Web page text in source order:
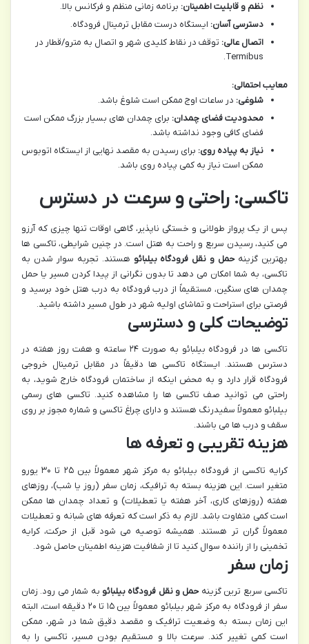
نظم و قابلیت اطمینان: برنامه زمانی منظم و فرکانس بالا.
دسترسی آسان: ایستگاه درست مقابل ترمینال فرودگاه.
اتصال عالی: توقف در نقاط کلیدی شهر و اتصال به مترو/قطار در
Termibus.
معایب احتمالی:
شلوغی: در ساعات اوج ممکن است شلوغ باشد.
محدودیت فضای چمدان: برای چمدان های بسیار بزرگ ممکن است
فضای کافی وجود نداشته باشد.
نیاز به پیاده روی: برای رسیدن به مقصد نهایی از ایستگاه اتوبوس
ممکن است نیاز به کمی پیاده روی باشد.
تاکسی: راحتی و سرعت در دسترس
پس از یک پرواز طولانی و خستگی ناپذیر، گاهی اوقات تنها چیزی که آرزو
می کنید، رسیدن سریع و راحت به هتل است. در چنین شرایطی، تاکسی ها
بهترین گزینهحمل و نقل فرودگاه بیلبائو هستند. تجربه سوار شدن به
تاکسی، به شما امکان می دهد تا بدون نگرانی از پیدا کردن مسیر یا حمل
چمدان های سنگین، مستقیماً از درب فرودگاه به درب هتل خود برسید و
فرصتی برای استراحت و تماشای اولیه شهر در طول مسیر داشته باشید.
توضیحات کلی و دسترسی
تاکسی ها در فرودگاه بیلبائو به صورت ۲۴ ساعته و هفت روز هفته در
دسترس هستند. ایستگاه تاکسی ها دقیقاً در مقابل ترمینال خروجی
فرودگاه قرار دارد و به محض اینکه از ساختمان فرودگاه خارج شوید، به
راحتی می توانید صف تاکسی ها را مشاهده کنید. تاکسی های رسمی
بیلبائو معمولاً سفیدرنگ هستند و دارای چراغ تاکسی و شماره مجوز بر روی
سقف و درب ها می باشند.
هزینه تقریبی و تعرفه ها
کرایه تاکسی از فرودگاه بیلبائو به مرکز شهر معمولاً بین ۲۵ تا ۳۰ یورو
متغیر است. این هزینه بسته به ترافیک، زمان سفر (روز یا شب)، روزهای
هفته (روزهای کاری، آخر هفته یا تعطیلات) و تعداد چمدان ها ممکن
است کمی متفاوت باشد. لازم به ذکر است که تعرفه های شبانه و تعطیلات
معمولاً گران تر هستند. همیشه توصیه می شود قبل از حرکت، کرایه
تخمینی را از راننده سوال کنید تا از شفافیت هزینه اطمینان حاصل شود.
زمان سفر
تاکسی سریع ترین گزینهحمل و نقل فرودگاه بیلبائو به شمار می رود. زمان
سفر از فرودگاه به مرکز شهر بیلبائو معمولاً بین ۱۵ تا ۲۰ دقیقه است، البته
این زمان بسته به وضعیت ترافیک و مقصد دقیق شما در شهر، ممکن
است کمی تغییر کند. سرعت بالا و مستقیم بودن مسیر، تاکسی را به